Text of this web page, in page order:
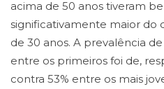
acima de 50 anos tiveram
significativamente maior do
de 30 anos. A prevalência
entre os primeiros foi de,
contra 53% entre os mais